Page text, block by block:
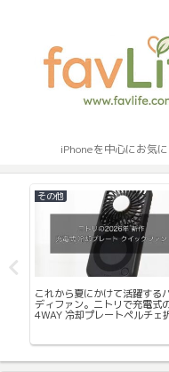
iPhoneを中心にお気
アクセサリー
MagSafe対応のiPhoneだけで
Apple WatchやAirPodsも充電
るワイヤレス充電器（USB-C